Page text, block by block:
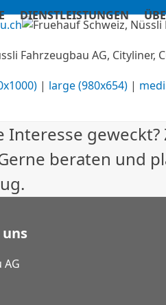
DIENSTLEISTUNGEN
Fahrzeugbau AG,
| large (980x654) |
Interesse
beraten und
AG